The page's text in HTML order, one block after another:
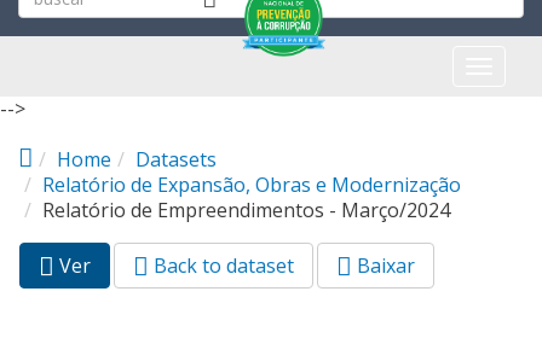
-->
Home
Datasets
Relatório de Expansão, Obras e Modernização
Relatório de Empreendimentos - Março/2024
Abas primárias
Ver
ativa)
Back to dataset Baixar